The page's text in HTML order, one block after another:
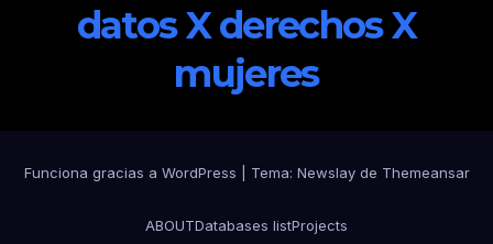
datos X derechos X
mujeres
Funciona gracias a WordPress Tema: Newslayde Themeansar
ABOUTDatabases listProjects